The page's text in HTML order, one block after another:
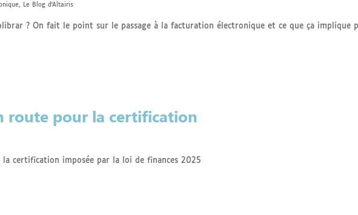
, Le Blog d'Altairis
? On fait le point sur le passage à la facturation électronique et ce que ça implique
route pour la certification
certification imposée par la loi de finances 2025